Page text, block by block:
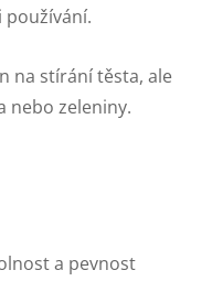
používání.
na stírání těsta, ale
nebo zeleniny.
a pevnost